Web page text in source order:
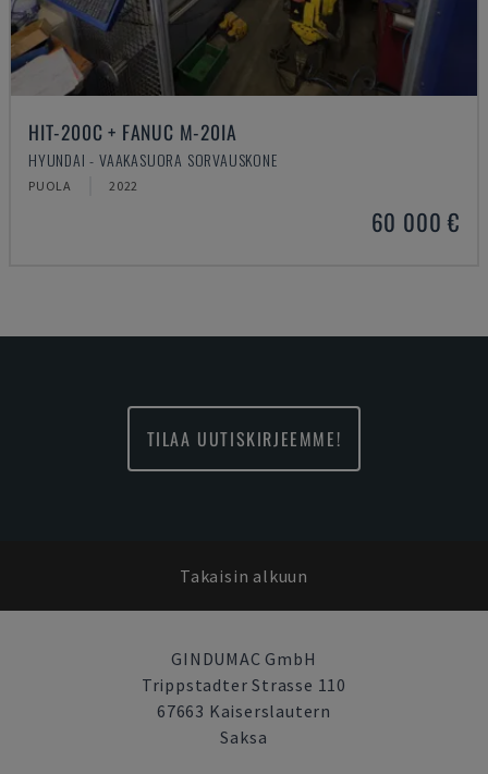
HIT-200C + FANUC M-20IA
HYUNDAI - VAAKASUORA SORVAUSKONE
PUOLA 2022
60 000 €
TILAA UUTISKIRJEEMME!
Takaisin alkuun
GINDUMAC GmbH
Trippstadter Strasse 110
67663 Kaiserslautern
Saksa